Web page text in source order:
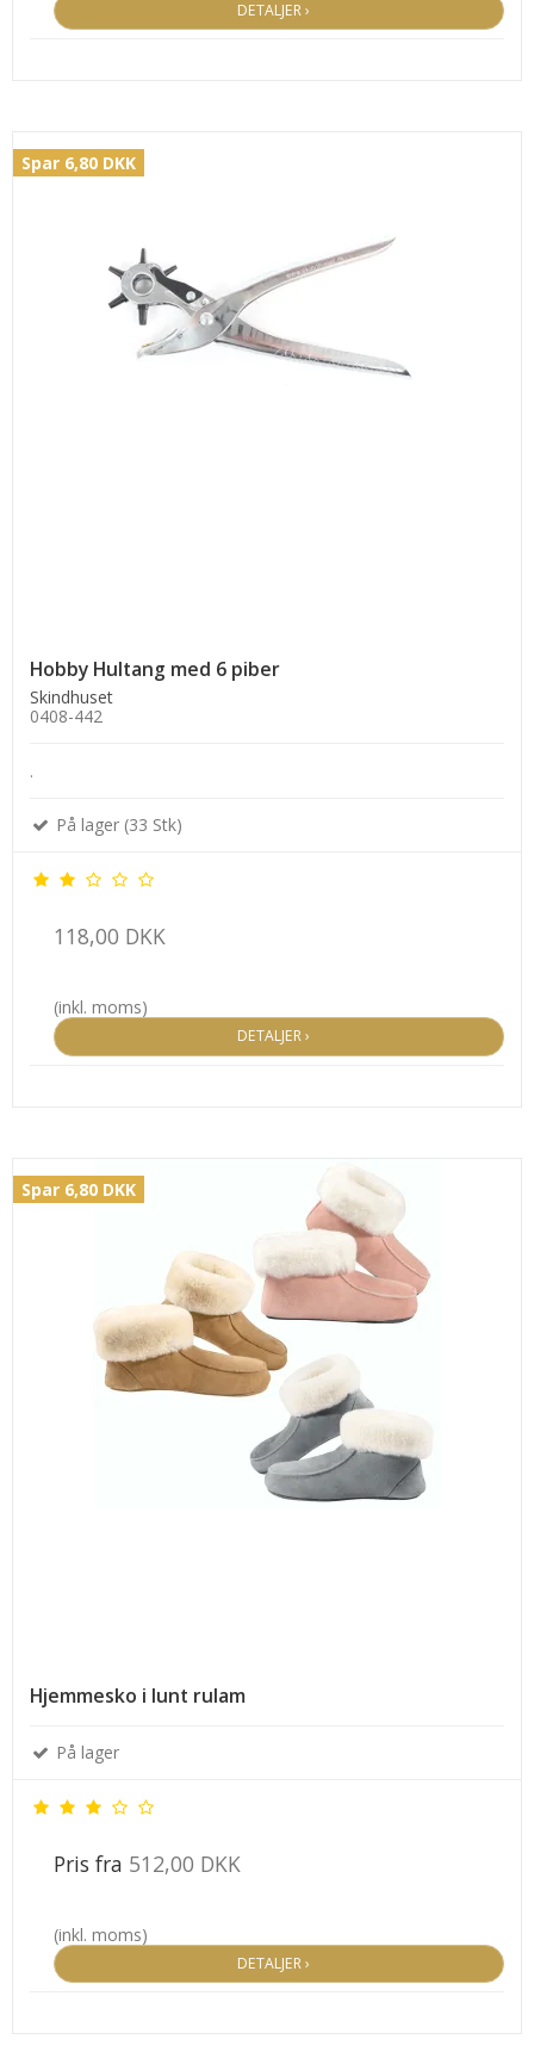
DETALJER ›
Spar 6,80 DKK
Hobby Hultang med 6 piber
Skindhuset
0408-442
.
På lager (33 Stk)
118,00 DKK
(inkl. moms)
DETALJER ›
Spar 6,80 DKK
Hjemmesko i lunt rulam
På lager
Pris fra 512,00 DKK
(inkl. moms)
DETALJER ›